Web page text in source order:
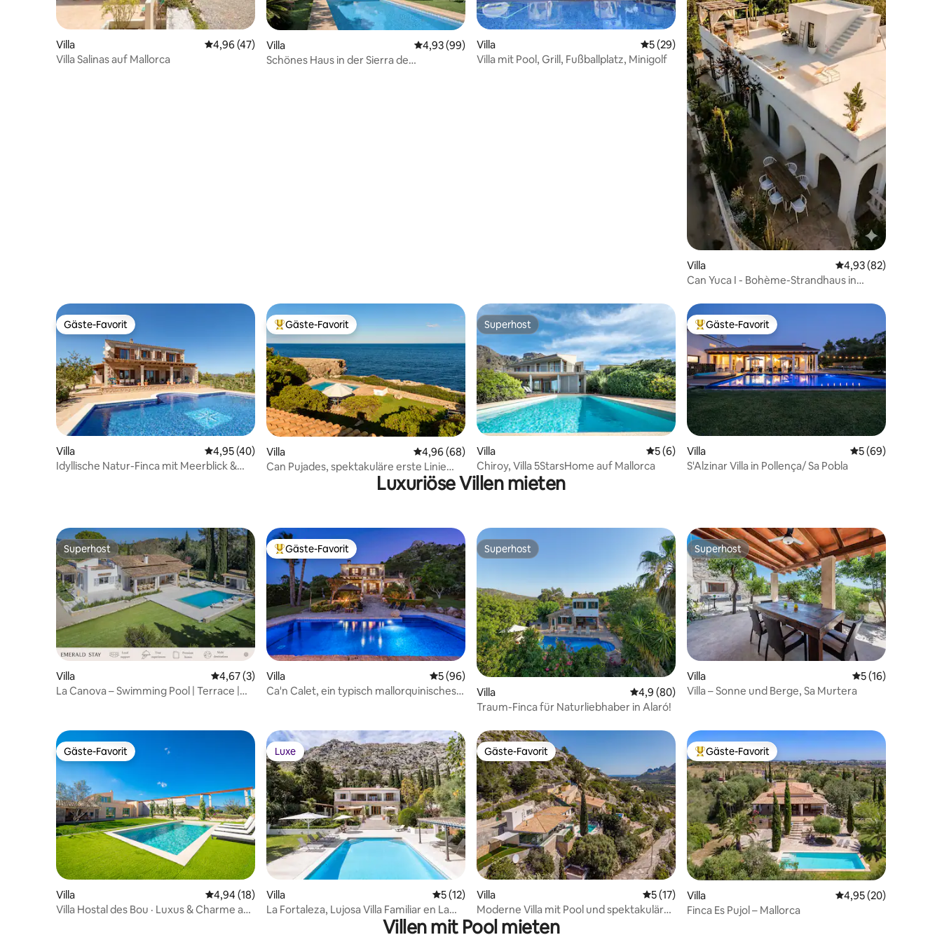
Villa Durchschnittliche Bewertung: 4,96 von 5, 47 Bewertungen
4,96 (47)
Villa Salinas auf Mallorca
Villa Durchschnittliche Bewertung: 4,93 von 5, 99 Bewertungen
4,93 (99)
Schönes Haus in der Sierra de
Villa Durchschnittliche Bewertung: 5 von 5, 29 Bewertungen
5 (29)
Villa mit Pool, Grill, Fußballplatz, Minigolf
Villa Durchschnittliche
4,93 (82)
Can Yuca I - Bohème-Strandhaus in
Gäste-Favorit
Gäste-Favorit
Villa Durchschnittliche Bewertung: 4,95 von 5, 40 Bewertungen
4,95 (40)
Idyllische Natur-Finca mit Meerblick &
Beliebter Gäste-Favorit.
Gäste-Favorit
Villa Durchschnittliche Bewertung: 4,96 von 5, 68 Bewertungen
4,96 (68)
Can Pujades, spektakuläre erste Linie
Superhost
Superhost
Villa Durchschnittliche Bewertung: 5 von 5, 6 Bewertungen
5 (6)
Chiroy, Villa 5StarsHome auf Mallorca
Beliebter Gäste-Favorit.
Gäste-Favorit
Villa Durchschnittliche
5 (69)
S'Alzinar Villa in Pollença/ Sa Pobla
Luxuriöse Villen mieten
Superhost
Superhost
Villa Durchschnittliche Bewertung: 4,67 von 5, 3 Bewertungen
4,67 (3)
La Canova – Swimming Pool | Terrace |
Beliebter Gäste-Favorit.
Gäste-Favorit
Villa Durchschnittliche Bewertung: 5 von 5, 96 Bewertungen
5 (96)
Ca'n Calet, ein typisch mallorquinisches
Superhost
Superhost
Villa Durchschnittliche Bewertung: 4,9 von 5, 80 Bewertungen
4,9 (80)
Traum-Finca für Naturliebhaber in Alaró!
Superhost
Superhost
Villa Durchschnittliche
5 (16)
Villa – Sonne und Berge, Sa Murtera
Gäste-Favorit
Gäste-Favorit
Villa Durchschnittliche Bewertung: 4,94 von 5, 18 Bewertungen
4,94 (18)
Villa Hostal des Bou · Luxus & Charme auf
Luxe
Luxe
Villa Durchschnittliche Bewertung: 5 von 5, 12 Bewertungen
5 (12)
La Fortaleza, Lujosa Villa Familiar en La
Gäste-Favorit
Gäste-Favorit
Villa Durchschnittliche Bewertung: 5 von 5, 17 Bewertungen
5 (17)
Moderne Villa mit Pool und spektakulärer
Aussicht
Beliebter Gäste-Favorit.
Gäste-Favorit
Villa Durchschnittliche
4,95 (20)
Finca Es Pujol – Mallorca
Villen mit Pool mieten